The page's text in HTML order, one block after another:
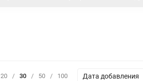
20 / 30 / 50 / 100 Дата добавления